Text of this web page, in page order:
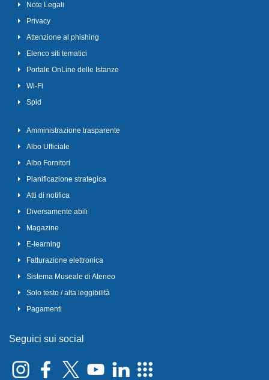
Note Legali
Privacy
Attenzione al phishing
Elenco siti tematici
Portale OnLine delle Istanze
Wi-Fi
Spid
Amministrazione trasparente
Albo Ufficiale
Albo Fornitori
Pianificazione strategica
Atti di notifica
Diversamente abili
Magazine
E-learning
Fatturazione elettronica
Sistema Museale di Ateneo
Solo testo / alta leggibilità
Pagamenti
Seguici sui social